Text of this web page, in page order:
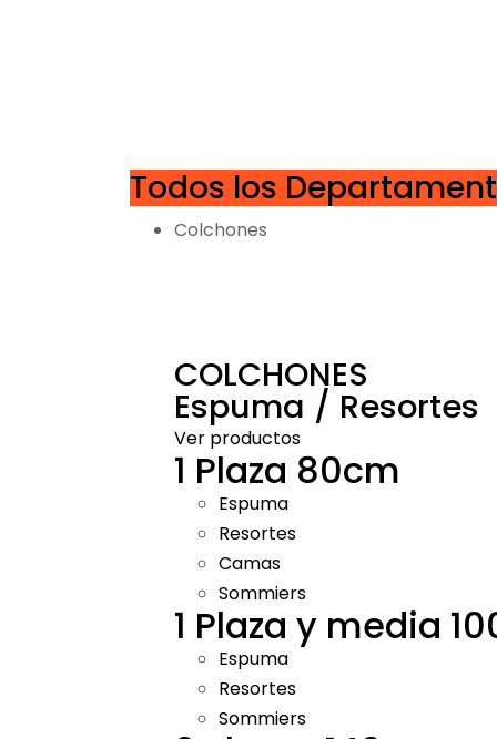
Todos los
Colchones
COLCHONES
Espuma / Resortes
Ver productos
1 Plaza 80cm
Espuma
Resortes
Camas
Sommiers
1 Plaza y media
Espuma
Resortes
Sommiers